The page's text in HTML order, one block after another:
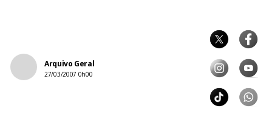
Arquivo Geral
27/03/2007 0h00